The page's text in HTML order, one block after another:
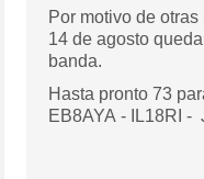
Por motivo de
14 de agosto
banda.
Hasta pronto 73
EB8AYA - IL18RI -